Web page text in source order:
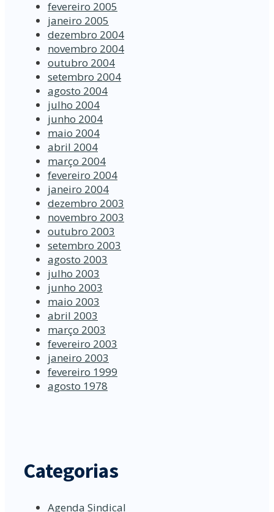
fevereiro 2005
janeiro 2005
dezembro 2004
novembro 2004
outubro 2004
setembro 2004
agosto 2004
julho 2004
junho 2004
maio 2004
abril 2004
março 2004
fevereiro 2004
janeiro 2004
dezembro 2003
novembro 2003
outubro 2003
setembro 2003
agosto 2003
julho 2003
junho 2003
maio 2003
abril 2003
março 2003
fevereiro 2003
janeiro 2003
fevereiro 1999
agosto 1978
Categorias
Agenda Sindical